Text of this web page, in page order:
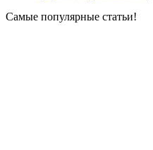
Самые популярные статьи!